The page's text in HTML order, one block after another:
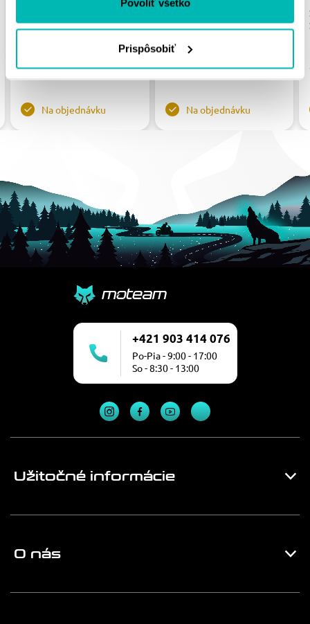
Povoliť všetko
Prispôsobiť
STEALTH RST-701:40-
77.07 €
Na objednávku
SUPERSPROX
STEALTH RST-7080:44-
85.31 €
Na objednávku
+421 903 414 076
Po-Pia - 9:00 - 17:00
So - 8:30 - 13:00
Užitočné informácie
O nás